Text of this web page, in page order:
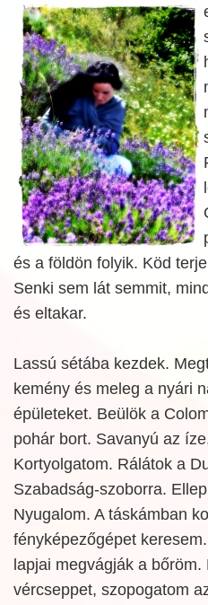
és a földön folyik. Köd
Senki sem lát semmit,
és eltakar.
Lassú sétába kezdek.
kemény és meleg a nyári
épületeket. Beülök a
pohár bort. Savanyú az
Kortyolgatom. Rálátok a
Szabadság-szoborra.
Nyugalom. A táskámban
fényképezőgépet
lapjai megvágják a
vércseppet, szopogatom